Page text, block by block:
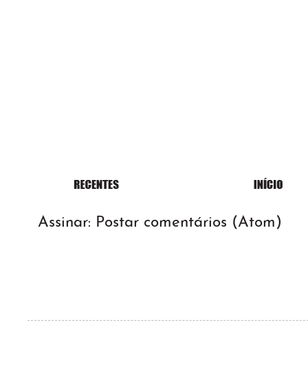
Assinar: Postar comentários (Atom)